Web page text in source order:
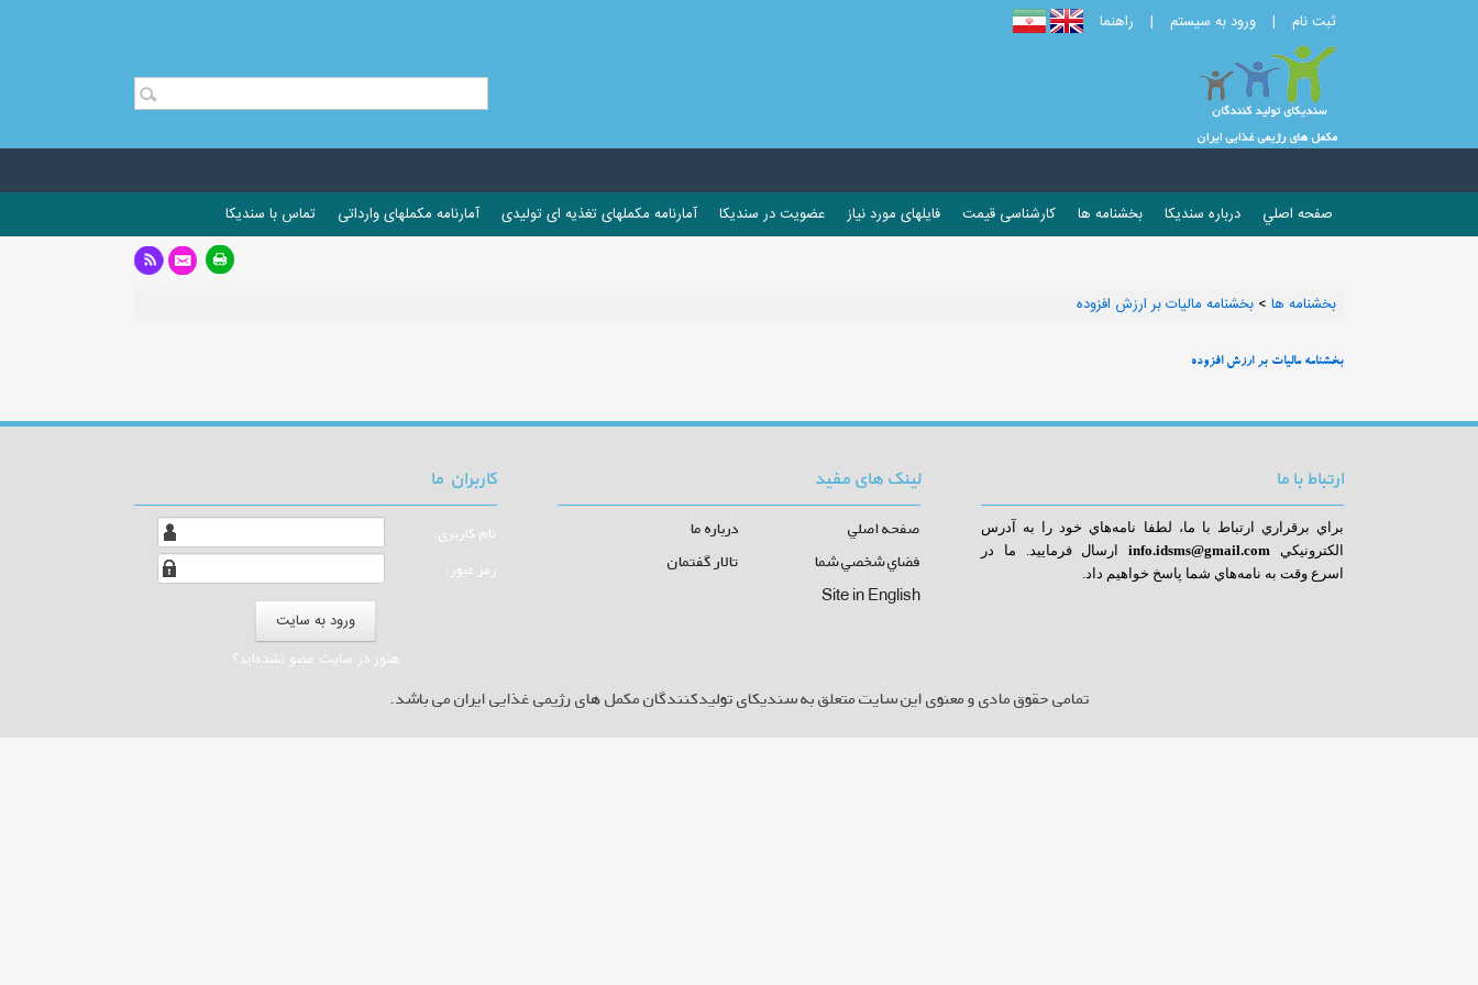
ثبت نام | ورود به سیستم | راهنما
صفحه اصلي درباره سندیکا بخشنامه ها کارشناسی قیمت فایلهای مورد نیاز عضویت در سندیکا آمارنامه مکملهای تغذیه ای تولیدی آمارنامه مکملهای وارداتی تماس با سندیکا
بخشنامه ها > بخشنامه مالیات بر ارزش افزوده
بخشنامه مالیات بر ارزش افزوده
ارتباط با ما
براي برقراري ارتباط با ما، لطفا نامه‌هاي خود را به آدرس
الكترونيكي info.idsms@gmail.com
رسال فرماييد. ما در
اسرع وقت به نامه‌هاي شما پاسخ خواهيم داد.
لینک های مفید
صفحه اصلي
درباره ما
فضاي شخصي شما
تالار گفتمان
Site in English
کاربران ما
نام كاربری:
رمز عبور:
هنوز در سایت عضو نشده‌اید؟
تمامی حقوق مادی و معنوی این سایت متعلق به سندیکای تولیدکنندگان مکمل های رژیمی غذایی ایران می باشد.